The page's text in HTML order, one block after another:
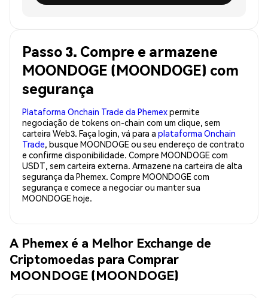
Passo 3. Compre e armazene
MOONDOGE (MOONDOGE) com
segurança
Plataforma Onchain Trade da Phemexpermite
negociação de tokens on-chain com um clique, sem
carteira Web3. Faça login, vá para a plataforma Onchain
Trade, busque MOONDOGE ou seu endereço de contrato
e confirme disponibilidade. Compre MOONDOGE com
USDT, sem carteira externa. Armazene na carteira de alta
segurança da Phemex. Compre MOONDOGE com
segurança e comece a negociar ou manter sua
MOONDOGE hoje.
A Phemex é a Melhor Exchange de
Criptomoedas para Comprar
MOONDOGE (MOONDOGE)